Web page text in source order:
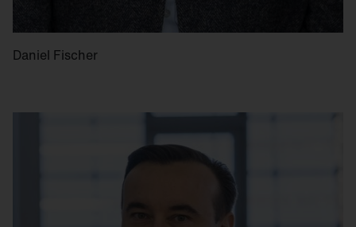
Daniel Fischer